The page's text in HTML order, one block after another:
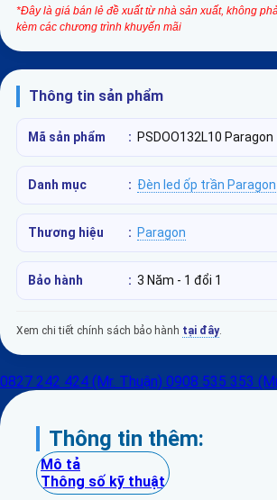
*Đây là giá bán lẻ đề xuất từ nhà sản xuất, không
kèm các chương trình khuyến mãi
Thông tin sản phẩm
Mã sản phẩm : PSDOO132L10 Paragon
Danh mục : Đèn led ốp trần Paragon
Thương hiệu : Paragon
Bảo hành : 3 Năm - 1 đổi 1
Xem chi tiết chính sách bảo hành tại đây.
0827 242 424 (Mr. Thuận) 0908 535 353
Thông tin thêm:
Mô tả
Thông số kỹ thuật